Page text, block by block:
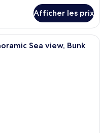
Afficher les prix
avec un fauteuil en osier
Sea view, Bunk